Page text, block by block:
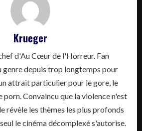
Krueger
d'Au Cœur de l'Horreur. Fan
genre depuis trop longtemps pour
attrait particulier pour le gore, le
Convaincu que la violence n'est
révèle les thèmes les plus profonds
le cinéma décomplexé s'autorise.